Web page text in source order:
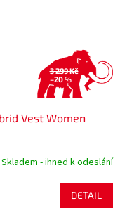
3 299 Kč
–20 %
Vest Women
Skladem - ihned k odeslání
DETAIL